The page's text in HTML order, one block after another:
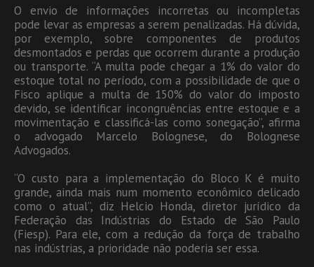
O envio de informações incorretas ou incompletas
pode levar as empresas a serem penalizadas. Há dúvida,
por exemplo, sobre componentes de produtos
desmontados e perdas que ocorrem durante a produção
ou transporte. “A multa pode chegar a 1% do valor do
estoque total no período, com a possibilidade de que o
Fisco aplique a multa de 150% do valor do imposto
devido, se identificar incongruências entre estoque e a
movimentação e classificá-las como sonegação”, afirma
o advogado Marcelo Bolognese, do Bolognese
Advogados.
“O custo para a implementação do Bloco K é muito
grande, ainda mais num momento econômico delicado
como o atual”, diz Helcio Honda, diretor jurídico da
Federação das Indústrias do Estado de São Paulo
(Fiesp). Para ele, com a redução da força de trabalho
nas indústrias, a prioridade não poderia ser essa.